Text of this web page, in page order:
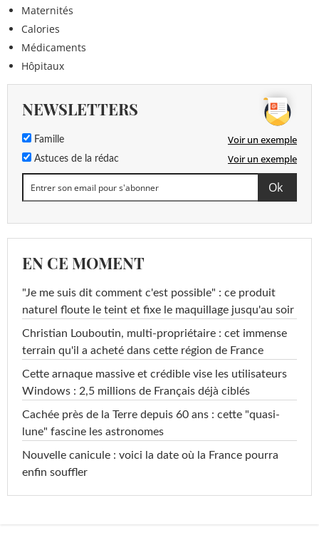
Maternités
Calories
Médicaments
Hôpitaux
NEWSLETTERS
Famille Voir un exemple
Astuces de la rédac Voir un exemple
EN CE MOMENT
"Je me suis dit comment c'est possible" : ce produit
naturel floute le teint et fixe le maquillage jusqu'au soir
Christian Louboutin, multi-propriétaire : cet immense
terrain qu'il a acheté dans cette région de France
Cette arnaque massive et crédible vise les utilisateurs
Windows : 2,5 millions de Français déjà ciblés
Cachée près de la Terre depuis 60 ans : cette "quasi-
lune" fascine les astronomes
Nouvelle canicule : voici la date où la France pourra
enfin souffler